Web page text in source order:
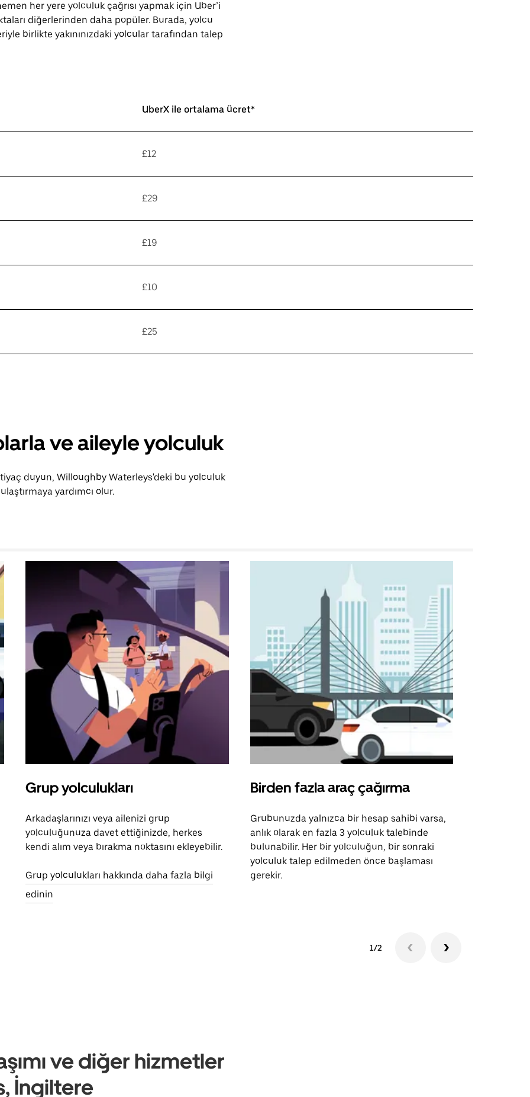
her yere yolculuk çağrısı yapmak için Uber’i
diğerlerinden daha popüler. Burada, yolcu
birlikte yakınınızdaki yolcular tarafından talep
UberX ile ortalama ücret*
£12
£29
£19
£10
£25
ve aileyle yolculuk
duyun, Willoughby Waterleys'deki bu yolculuk
yardımcı olur.
Grup yolculukları
Arkadaşlarınızı veya ailenizi grup
yolculuğunuza davet ettiğinizde, herkes
kendi alım veya bırakma noktasını ekleyebilir.
Grup yolculukları hakkında daha fazla bilgi
edinin
Birden fazla araç çağırma
Grubunuzda yalnızca bir hesap sahibi varsa,
anlık olarak en fazla 3 yolculuk talebinde
bulunabilir. Her bir yolculuğun, bir sonraki
yolculuk talep edilmeden önce başlaması
gerekir.
1/2
ve diğer hizmetler
İngiltere